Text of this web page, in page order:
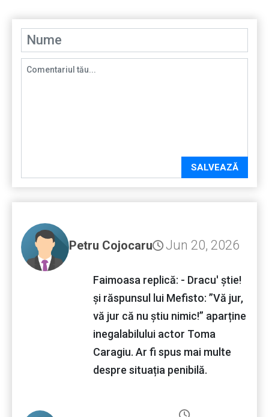
SALVEAZĂ
Petru Cojocaru Jun 20, 2026
Faimoasa replică: - Dracu' știe!
și răspunsul lui Mefisto: ”Vă jur,
vă jur că nu știu nimic!” aparține
inegalabilului actor Toma
Caragiu. Ar fi spus mai multe
despre situația penibilă.